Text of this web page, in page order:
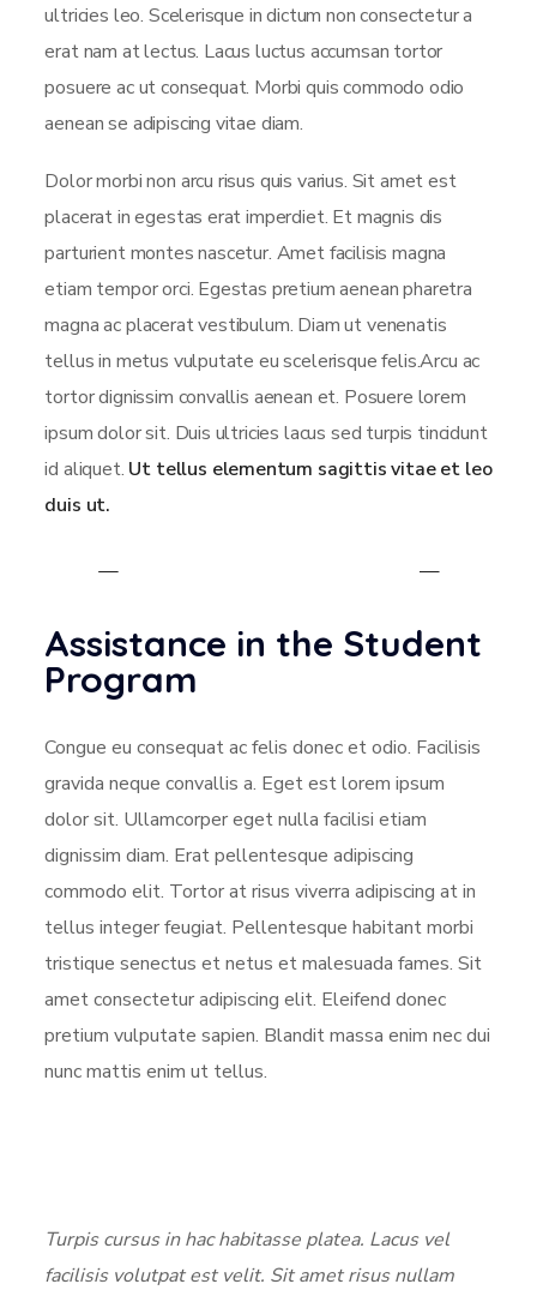
ultricies leo. Scelerisque in dictum non consectetur a
erat nam at lectus. Lacus luctus accumsan tortor
posuere ac ut consequat. Morbi quis commodo odio
aenean se adipiscing vitae diam.
Dolor morbi non arcu risus quis varius. Sit amet est
placerat in egestas erat imperdiet. Et magnis dis
parturient montes nascetur. Amet facilisis magna
etiam tempor orci. Egestas pretium aenean pharetra
magna ac placerat vestibulum. Diam ut venenatis
tellus in metus vulputate eu scelerisque felis.Arcu ac
tortor dignissim convallis aenean et. Posuere lorem
ipsum dolor sit. Duis ultricies lacus sed turpis tincidunt
id aliquet. Ut tellus elementum sagittis vitae et leo
duis ut.
Assistance in the Student
Program
Congue eu consequat ac felis donec et odio. Facilisis
gravida neque convallis a. Eget est lorem ipsum
dolor sit. Ullamcorper eget nulla facilisi etiam
dignissim diam. Erat pellentesque adipiscing
commodo elit. Tortor at risus viverra adipiscing at in
tellus integer feugiat. Pellentesque habitant morbi
tristique senectus et netus et malesuada fames. Sit
amet consectetur adipiscing elit. Eleifend donec
pretium vulputate sapien. Blandit massa enim nec dui
nunc mattis enim ut tellus.
Turpis cursus in hac habitasse platea. Lacus vel
facilisis volutpat est velit. Sit amet risus nullam